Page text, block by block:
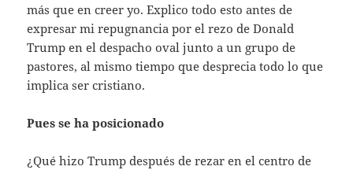
más que en creer yo. Explico todo esto antes de
expresar mi repugnancia por el rezo de Donald
Trump en el despacho oval junto a un grupo de
pastores, al mismo tiempo que desprecia todo lo que
implica ser cristiano.
Pues se ha posicionado
¿Qué hizo Trump después de rezar en el centro de